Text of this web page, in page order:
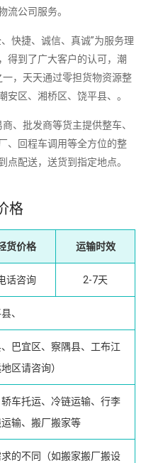
流公司服务。
快捷、诚信、真诚”为服务理
得到了广大客户的认可，潮
，天天通过零担货物资源整
区、湘桥区、饶平县、。
、批发商等货主提供整车、
、回程车调用等全方位的整
配送，送货到指定地点。
格
货价格 运输时效
话咨询 2-7天
、
巴宜区、察隅县、工布江
区请咨询）
车托运、冷链运输、行李
输、搬厂搬家等
的不同（如搬家搬厂搬设